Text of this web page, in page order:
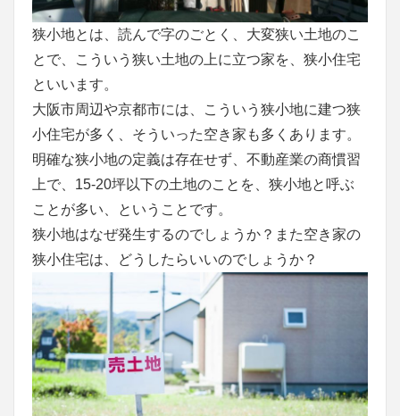
狭小地とは、読んで字のごとく、大変狭い土地のこ
とで、こういう狭い土地の上に立つ家を、狭小住宅
といいます。
大阪市周辺や京都市には、こういう狭小地に建つ狭
小住宅が多く、そういった空き家も多くあります。
明確な狭小地の定義は存在せず、不動産業の商慣習
上で、15-20坪以下の土地のことを、狭小地と呼ぶ
ことが多い、ということです。
狭小地はなぜ発生するのでしょうか？また空き家の
狭小住宅は、どうしたらいいのでしょうか？